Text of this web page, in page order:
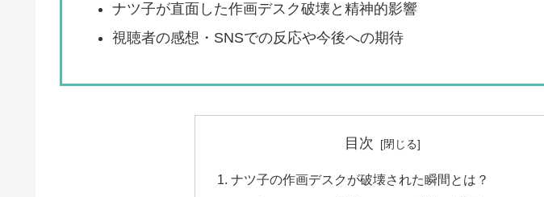
ナツ子が直面した作画デスク破壊と精神的影響
視聴者の感想・SNSでの反応や今後への期待
目次
ナツ子の作画デスクが破壊された瞬間とは？